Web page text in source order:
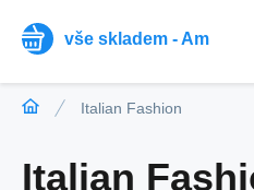
vše skladem - Am
Italian Fashion
Italian